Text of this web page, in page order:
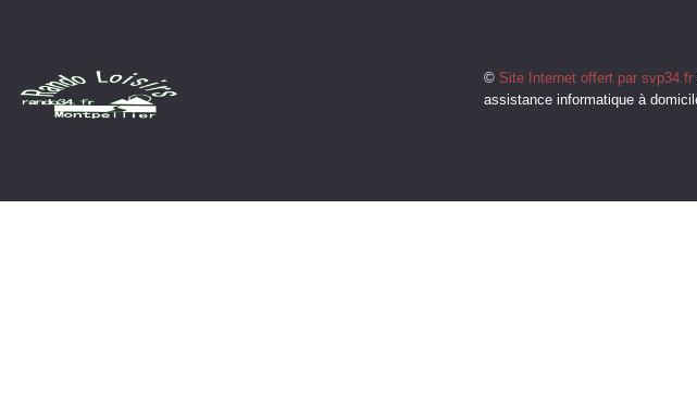
© Site Internet offert par svp34.fr
assistance informatique à